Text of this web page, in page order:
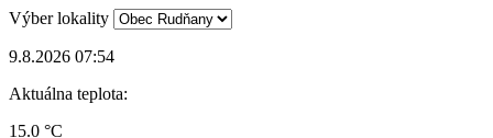
Výber lokality
9.8.2026 07:54
Aktuálna teplota:
15.0 °C